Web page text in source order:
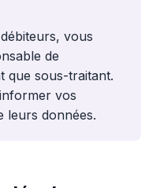
vous
de
que sous-traitant.
vos
leurs données.